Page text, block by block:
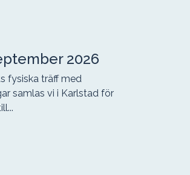
2026
fysiska träff med
samlas vi i Karlstad för